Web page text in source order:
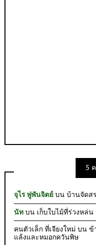
5
จุไร พู่พันจิตย์ บนบ้านจัดส
นัท บน เก็บใบไม้ที่ร่วงหล่
คนตัวเล็ก ที่เจียงใหม่ บนข้
แล้งและหมอกควันพิษ